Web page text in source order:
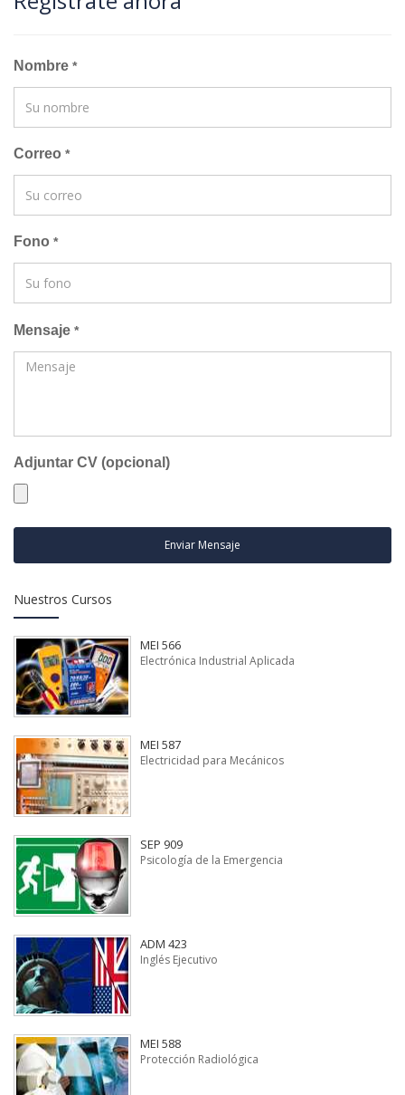
Nombre *
Correo *
Fono *
Mensaje *
Adjuntar CV (opcional)
Enviar Mensaje
Nuestros Cursos
MEI 566
Electrónica Industrial Aplicada
MEI 587
Electricidad para Mecánicos
SEP 909
Psicología de la Emergencia
ADM 423
Inglés Ejecutivo
MEI 588
Protección Radiológica